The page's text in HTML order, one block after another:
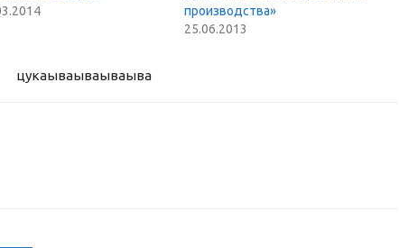
производства»
25.06.2013
цукаываываываыва